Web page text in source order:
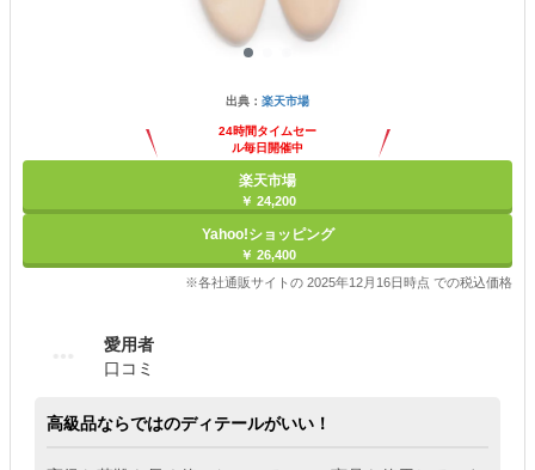
出典： 楽天市場
24時間タイムセー
ル毎日開催中
楽天市場
￥ 24,200
Yahoo!ショッピング
￥ 26,400
※各社通販サイトの 2025年12月16日時点 での税込価格
愛用者
口コミ
高級品ならではのディテールがいい！